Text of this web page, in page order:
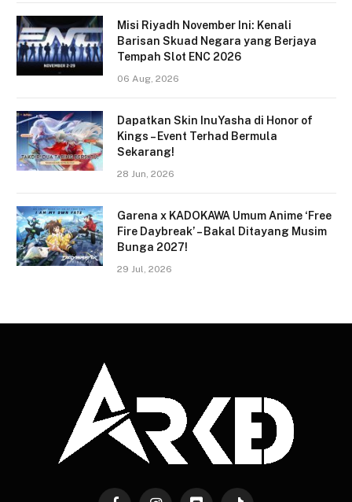
Misi Riyadh November Ini: Kenali
Barisan Skuad Negara yang Berjaya
Tempah Slot ENC 2026
06 Aug, 2026
Dapatkan Skin InuYasha di Honor of
Kings – Event Terhad Bermula
Sekarang!
28 Jun, 2026
Garena x KADOKAWA Umum Anime ‘Free
Fire Daybreak’ – Bakal Ditayang Musim
Bunga 2027!
29 Jul, 2026